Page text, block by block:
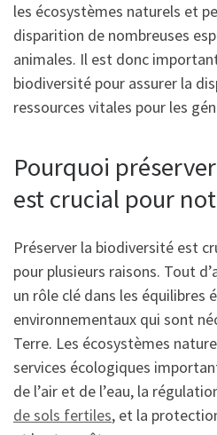
les écosystèmes naturels et
disparition de nombreuses
animales. Il est donc
biodiversité pour assurer la
ressources vitales pour les
Pourquoi
est crucial pour
Préserver la biodiversité est
pour plusieurs raisons. Tout
un rôle clé dans les équilibres
environnementaux qui sont
Terre. Les écosystèmes
services écologiques
de l’air et de l’eau, la
de sols fertiles, et la